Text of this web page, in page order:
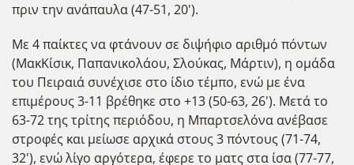
πριν την ανάπαυλα (47-51, 20').
Με 4 παίκτες να φτάνουν σε διψήφιο αριθμό πόντων
(ΜακΚίσικ, Παπανικολάου, Σλούκας, Μάρτιν), η ομάδα
του Πειραιά συνέχισε στο ίδιο τέμπο, ενώ με ένα
επιμέρους 3-11 βρέθηκε στο +13 (50-63, 26'). Μετά το
63-72 της τρίτης περιόδου, η Μπαρτσελόνα ανέβασε
στροφές και μείωσε αρχικά στους 3 πόντους (71-74,
32'), ενώ λίγο αργότερα, έφερε το ματς στα ίσα (77-77,